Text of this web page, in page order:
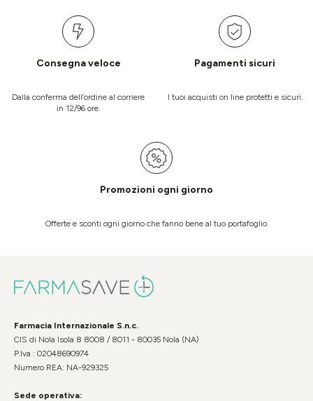
Consegna veloce
Dalla conferma dell’ordine al corriere
in 12/96 ore.
Pagamenti sicuri
I tuoi acquisti on line protetti e sicuri.
Promozioni ogni giorno
Offerte e sconti ogni giorno che fanno bene al tuo portafoglio.
Farmacia Internazionale S.n.c.
CIS di Nola Isola 8 8008 / 8011 - 80035 Nola (NA)
P.Iva : 02048690974
Numero REA: NA-929325
Sede operativa: